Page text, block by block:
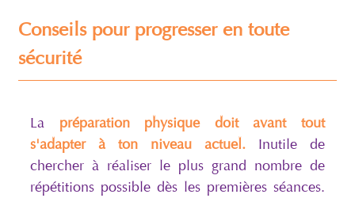
Conseils pour progresser en toute
sécurité
La préparation physique doit avant tout
s'adapter à ton niveau actuel. Inutile de
chercher à réaliser le plus grand nombre de
répétitions possible dès les premières séances.